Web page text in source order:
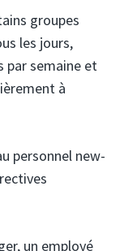
groupes
les jours,
par semaine et
à
personnel new-
un employé